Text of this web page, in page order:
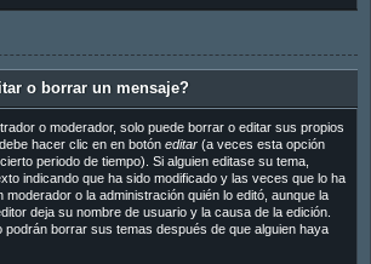
o borrar un mensaje?
o moderador, solo puede borrar o editar sus propios
hacer clic en en botón editar(a veces esta opción
periodo de tiempo). Si alguien editase su tema,
indicando que ha sido modificado y las veces que lo ha
o la administración quién lo editó, aunque la
deja su nombre de usuario y la causa de la edición.
podrán borrar sus temas después de que alguien haya